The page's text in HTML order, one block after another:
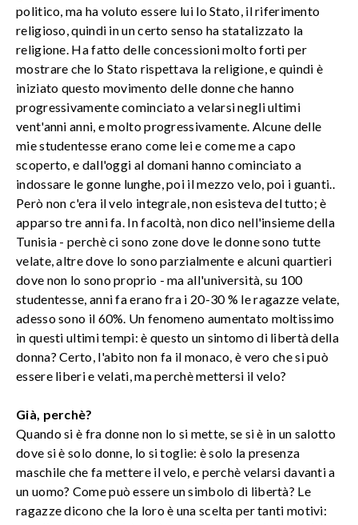
politico, ma ha voluto essere lui lo Stato, il riferimento
religioso, quindi in un certo senso ha statalizzato la
religione. Ha fatto delle concessioni molto forti per
mostrare che lo Stato rispettava la religione, e quindi è
iniziato questo movimento delle donne che hanno
progressivamente cominciato a velarsi negli ultimi
vent'anni anni, e molto progressivamente. Alcune delle
mie studentesse erano come lei e come me a capo
scoperto, e dall'oggi al domani hanno cominciato a
indossare le gonne lunghe, poi il mezzo velo, poi i guanti..
Però non c'era il velo integrale, non esisteva del tutto; è
apparso tre anni fa. In facoltà, non dico nell'insieme della
Tunisia - perchè ci sono zone dove le donne sono tutte
velate, altre dove lo sono parzialmente e alcuni quartieri
dove non lo sono proprio - ma all'università, su 100
studentesse, anni fa erano fra i 20-30 % le ragazze velate,
adesso sono il 60%. Un fenomeno aumentato moltissimo
in questi ultimi tempi: è questo un sintomo di libertà della
donna? Certo, l'abito non fa il monaco, è vero che si può
essere liberi e velati, ma perchè mettersi il velo?
Già, perchè?
Quando si è fra donne non lo si mette, se si è in un salotto
dove si è solo donne, lo si toglie: è solo la presenza
maschile che fa mettere il velo, e perchè velarsi davanti a
un uomo? Come può essere un simbolo di libertà? Le
ragazze dicono che la loro è una scelta per tanti motivi: